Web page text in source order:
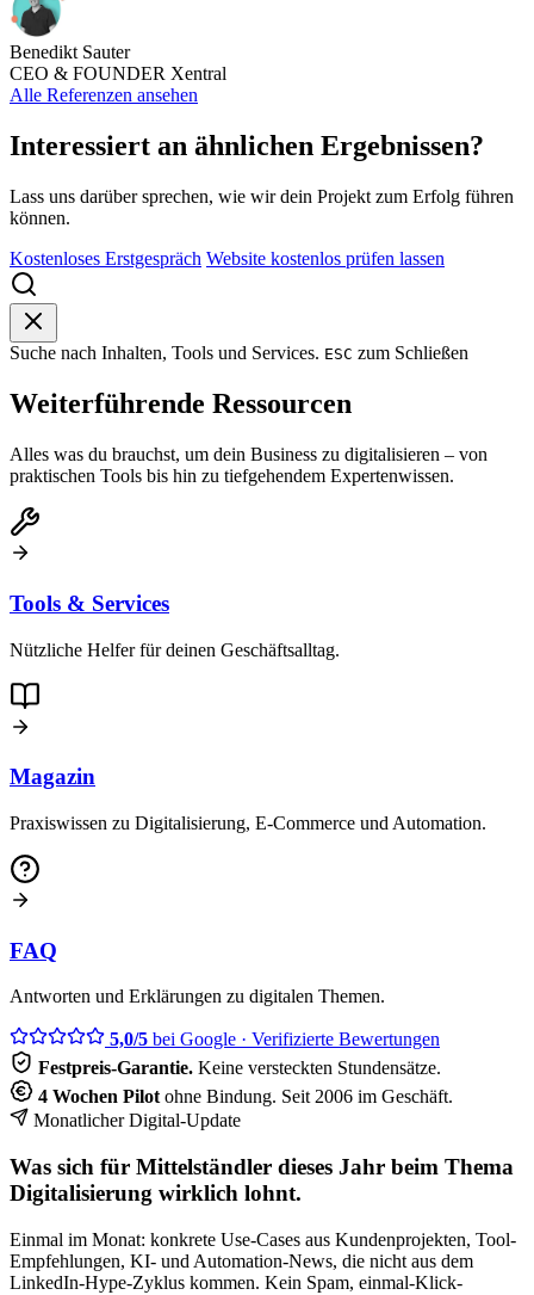
Benedikt Sauter
CEO & FOUNDER Xentral
Alle Referenzen ansehen
Interessiert an ähnlichen Ergebnissen?
Lass uns darüber sprechen, wie wir dein Projekt zum Erfolg führen
können.
Kostenloses Erstgespräch Website kostenlos prüfen lassen
Suche nach Inhalten, Tools und Services. ESC zum Schließen
Weiterführende Ressourcen
Alles was du brauchst, um dein Business zu digitalisieren – von
praktischen Tools bis hin zu tiefgehendem Expertenwissen.
Tools & Services
Nützliche Helfer für deinen Geschäftsalltag.
Magazin
Praxiswissen zu Digitalisierung, E-Commerce und Automation.
FAQ
Antworten und Erklärungen zu digitalen Themen.
5,0/5 bei Google · Verifizierte Bewertungen
Festpreis-Garantie. Keine versteckten Stundensätze.
4 Wochen Pilot ohne Bindung. Seit 2006 im Geschäft.
Monatlicher Digital-Update
Was sich für Mittelständler dieses Jahr beim Thema
Digitalisierung wirklich lohnt.
Einmal im Monat: konkrete Use-Cases aus Kundenprojekten, Tool-
Empfehlungen, KI- und Automation-News, die nicht aus dem
LinkedIn-Hype-Zyklus kommen. Kein Spam, einmal-Klick-